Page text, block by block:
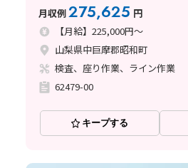
月収例275,625 円
【月給】225,000円～
山梨県中巨摩郡昭和町
検査、座り作業、ライン作業
62479-00
キープする